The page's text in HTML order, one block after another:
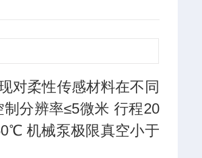
对柔性传感材料在不同
分辨率≤5微米 行程20
机械泵极限真空小于